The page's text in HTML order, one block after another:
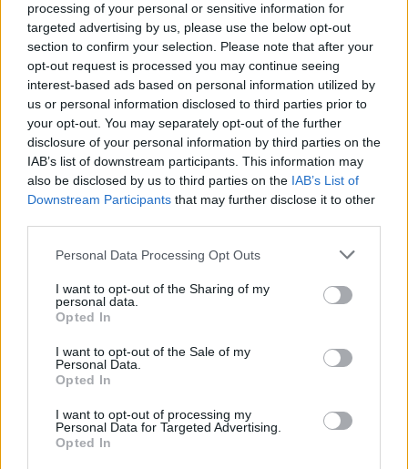
processing of your personal or sensitive information for
targeted advertising by us, please use the below opt-out
section to confirm your selection. Please note that after your
opt-out request is processed you may continue seeing
interest-based ads based on personal information utilized by
us or personal information disclosed to third parties prior to
your opt-out. You may separately opt-out of the further
disclosure of your personal information by third parties on the
IAB’s list of downstream participants. This information may
also be disclosed by us to third parties on the IAB’s List of
Downstream Participants that may further disclose it to other
Personal Data Processing Opt Outs
I want to opt-out of the Sharing of my
personal data.
Opted In
I want to opt-out of the Sale of my
Personal Data.
Opted In
I want to opt-out of processing my
Personal Data for Targeted Advertising.
Opted In
Kézdit kiejtette az Imperial Wet,
következhet Udvarhely csapata
2017. január 24., kedd
Gyorsan búcsúzott a kupától az